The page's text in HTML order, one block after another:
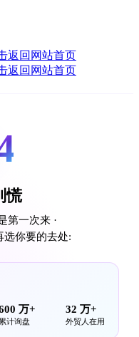
慌
第一次来 ·
选你要的去处:
万+
累计询盘
32 万+
外贸人在用